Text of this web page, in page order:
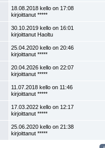
18.08.2018 kello on 17:08
kirjoittanut *****
30.10.2019 kello on 16:01
kirjoittanut Haoltu
25.04.2020 kello on 20:46
kirjoittanut *****
20.04.2026 kello on 22:07
kirjoittanut *****
11.07.2018 kello on 11:46
kirjoittanut *****
17.03.2022 kello on 12:17
kirjoittanut *****
25.06.2020 kello on 21:38
kirjoittanut *****